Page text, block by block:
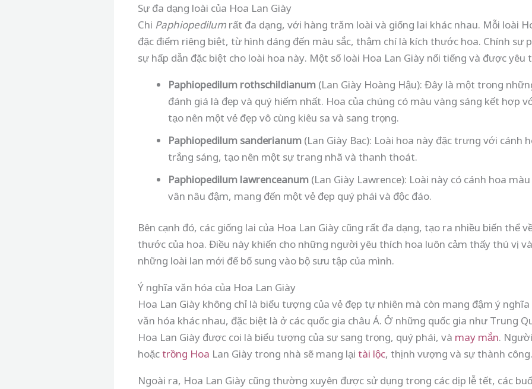
Sự đa dạng loài của Hoa Lan Giày
Chi Paphiopedilum rất đa dạng, với hàng trăm loài và giống lai khác nhau. Mỗi loài
đặc điểm riêng biệt, từ hình dáng đến màu sắc, thậm chí là kích thước hoa. Chính sự
sự hấp dẫn đặc biệt cho loài hoa này. Một số loài Hoa Lan Giày nổi tiếng và được yêu
Paphiopedilum rothschildianum (Lan Giày Hoàng Hậu): Đây là một trong
đánh giá là đẹp và quý hiếm nhất. Hoa của chúng có màu vàng sáng kết hợp
tạo nên một vẻ đẹp vô cùng kiêu sa và sang trọng.
Paphiopedilum sanderianum (Lan Giày Bạc): Loài hoa này đặc trưng với cánh
trắng sáng, tạo nên một sự trang nhã và thanh thoát.
Paphiopedilum lawrenceanum (Lan Giày Lawrence): Loài này có cánh hoa
vân nâu đậm, mang đến một vẻ đẹp quý phái và độc đáo.
Bên cạnh đó, các giống lai của Hoa Lan Giày cũng rất đa dạng, tạo ra nhiều biến thể
thước của hoa. Điều này khiến cho những người yêu thích hoa luôn cảm thấy thú vị
những loài lan mới để bổ sung vào bộ sưu tập của mình.
Ý nghĩa văn hóa của Hoa Lan Giày
Hoa Lan Giày không chỉ là biểu tượng của vẻ đẹp tự nhiên mà còn mang đậm ý
văn hóa khác nhau, đặc biệt là ở các quốc gia châu Á. Ở những quốc gia như Trung
Hoa Lan Giày được coi là biểu tượng của sự sang trọng, quý phái, và may mắn.
hoặctrồng Hoa Lan Giày trong nhà sẽ mang lại tài lộc, thịnh vượng và sự thành công.
Ngoài ra, Hoa Lan Giày cũng thường xuyên được sử dụng trong các dịp lễ tết, các